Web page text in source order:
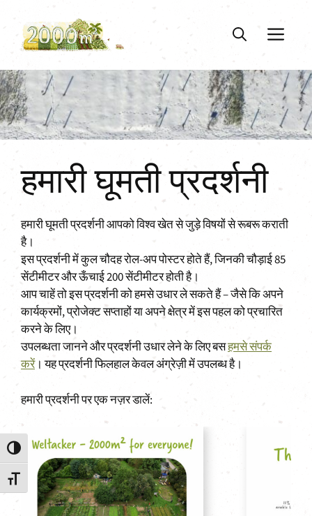
Toggle High Contrast
Toggle Font size
content
हमारी घूमती प्रदर्शनी
हमारी घूमती प्रदर्शनी आपको विश्व खेत से जुड़े विषयों से रूबरू कराती
है।
इस प्रदर्शनी में कुल चौदह रोल-अप पोस्टर होते हैं, जिनकी चौड़ाई 85
सेंटीमीटर और ऊँचाई 200 सेंटीमीटर होती है।
आप चाहें तो इस प्रदर्शनी को हमसे उधार ले सकते हैं – जैसे कि अपने
कार्यक्रमों, प्रोजेक्ट सप्ताहों या अपने क्षेत्र में इस पहल को प्रचारित
करने के लिए।
उपलब्धता जानने और प्रदर्शनी उधार लेने के लिए बसहमसे संपर्क
करें। यह प्रदर्शनी फिलहाल केवल अंग्रेज़ी में उपलब्ध है।
हमारी प्रदर्शनी पर एक नज़र डालें: